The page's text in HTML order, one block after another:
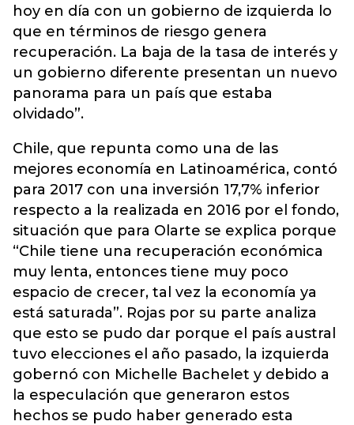
hoy en día con un gobierno de izquierda lo
que en términos de riesgo genera
recuperación. La baja de la tasa de interés y
un gobierno diferente presentan un nuevo
panorama para un país que estaba
olvidado”.
Chile, que repunta como una de las
mejores economía en Latinoamérica, contó
para 2017 con una inversión 17,7% inferior
respecto a la realizada en 2016 por el fondo,
situación que para Olarte se explica porque
“Chile tiene una recuperación económica
muy lenta, entonces tiene muy poco
espacio de crecer, tal vez la economía ya
está saturada”. Rojas por su parte analiza
que esto se pudo dar porque el país austral
tuvo elecciones el año pasado, la izquierda
gobernó con Michelle Bachelet y debido a
la especulación que generaron estos
hechos se pudo haber generado esta